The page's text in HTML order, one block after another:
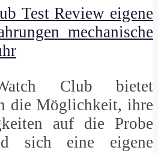
Club bietet
die Möglichkeit, ihre
auf die Probe
sich eine eigene